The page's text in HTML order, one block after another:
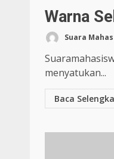
Warna
Suara
menyatukan...
Baca